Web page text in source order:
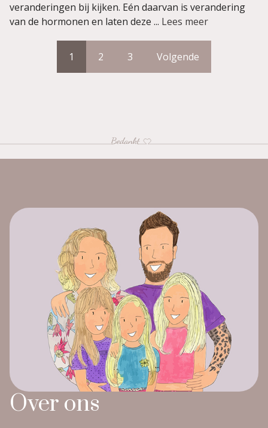
veranderingen bij kijken. Eén daarvan is verandering
van de hormonen en laten deze ... Lees meer
1 2 3 Volgende
Over ons